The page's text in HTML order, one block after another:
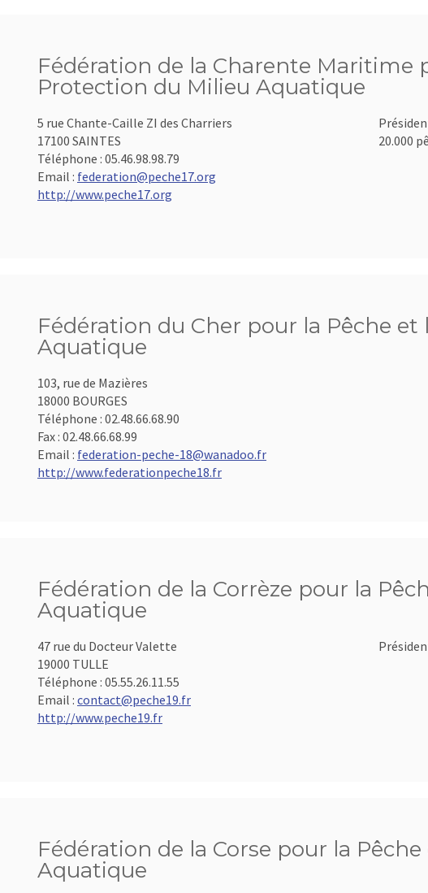
Fédération de la Charente Maritime
Protection du Milieu Aquatique
5 rue Chante-Caille ZI des Charriers
17100 SAINTES
Téléphone : 05.46.98.98.79
Email : federation@peche17.org
http://www.peche17.org
20.000
Fédération du Cher pour la Pêche
Aquatique
103, rue de Mazières
18000 BOURGES
Téléphone : 02.48.66.68.90
Fax : 02.48.66.68.99
Email : federation-peche-18@wanadoo.fr
http://www.federationpeche18.fr
Fédération de la Corrèze pour la
Aquatique
47 rue du Docteur Valette
19000 TULLE
Téléphone : 05.55.26.11.55
Email : contact@peche19.fr
http://www.peche19.fr
Fédération de la Corse pour la
Aquatique